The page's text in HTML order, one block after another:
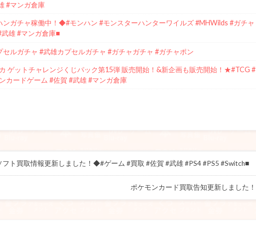
#マンガ倉庫
ンガチャ稼働中！◆#モンハン #モンスターハンターワイルズ #MHWilds #ガチャ
雄 #マンガ倉庫■
セルガチャ #武雄カプセルガチャ #ガチャガチャ #ガチャポン
ゲットチャレンジくじパック第15弾 販売開始！&新企画も販売開始！★#TCG #
カードゲーム #佐賀 #武雄 #マンガ倉庫
フト買取情報更新しました！◆#ゲーム #買取 #佐賀 #武雄 #PS4 #PS5 #Switch■
ポケモンカード買取告知更新しました！